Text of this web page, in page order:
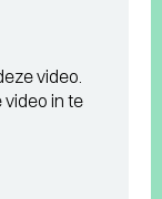
video.
video in te